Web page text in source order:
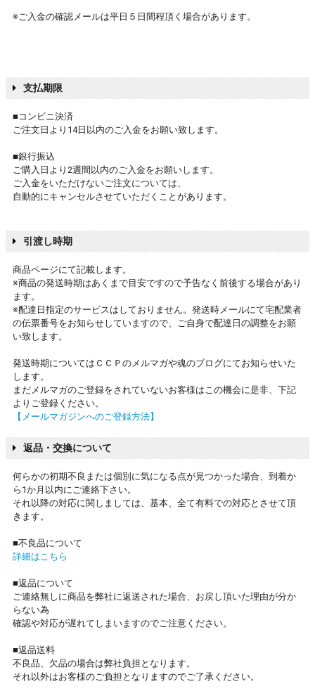
※ご入金の確認メールは平日５日間程頂く場合があります。
支払期限
■コンビニ決済
ご注文日より14日以内のご入金をお願い致します。
■銀行振込
ご購入日より2週間以内のご入金をお願いします。
ご入金をいただけないご注文については、
自動的にキャンセルさせていただくことがあります。
引渡し時期
商品ページにて記載します。
※商品の発送時期はあくまで目安ですので予告なく前後する場合があり
ます。
※配達日指定のサービスはしておりません。発送時メールにて宅配業者
の伝票番号をお知らせしていますので、ご自身で配達日の調整をお願
い致します。
発送時期についてはＣＣＰのメルマガや魂のブログにてお知らせいた
します。
まだメルマガのご登録をされていないお客様はこの機会に是非、下記
よりご登録ください。
【メールマガジンへのご登録方法】
返品・交換について
何らかの初期不良または個別に気になる点が見つかった場合、到着か
ら1か月以内にご連絡下さい。
それ以降の対応に関しましては、基本、全て有料での対応とさせて頂
きます。
■不良品について
詳細はこちら
■返品について
ご連絡無しに商品を弊社に返送された場合、お戻し頂いた理由が分か
らない為
確認や対応が遅れてしまいますのでご注意ください。
■返品送料
不良品、欠品の場合は弊社負担となります。
それ以外はお客様のご負担となりますのでご了承ください。